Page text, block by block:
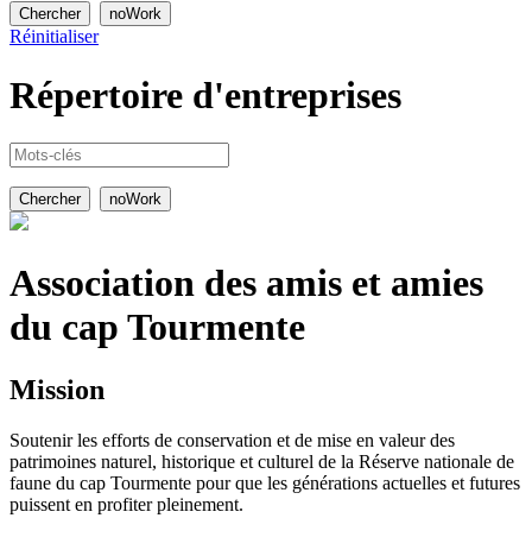
Réinitialiser
Répertoire d'entreprises
Association des amis et amies
du cap Tourmente
Mission
Soutenir les efforts de conservation et de mise en valeur des
patrimoines naturel, historique et culturel de la Réserve nationale de
faune du cap Tourmente pour que les générations actuelles et futures
puissent en profiter pleinement.